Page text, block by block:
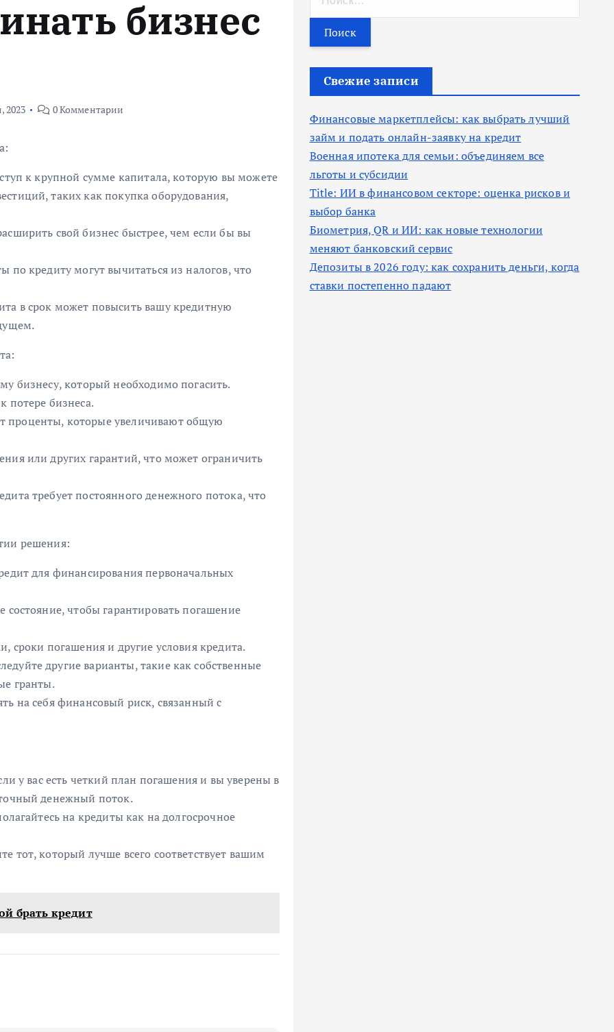
бизнес
2023 0 Комментарии
к крупной сумме капитала, которую вы можете
таких как покупка оборудования,
свой бизнес быстрее, чем если бы вы
по кредиту могут вычитаться из налогов, что
в срок может повысить вашу кредитную
бизнесу, который необходимо погасить.
потере бизнеса.
которые увеличивают общую
или других гарантий, что может ограничить
требует постоянного денежного потока, что
решения:
для финансирования первоначальных
чтобы гарантировать погашение
сроки погашения и другие условия кредита.
другие варианты, такие как собственные
гранты.
на себя финансовый риск, связанный с
у вас есть четкий план погашения и вы уверены в
денежный поток.
на кредиты как на долгосрочное
тот, который лучше всего соответствует вашим
брать кредит
т
и
Свежие записи
Финансовые маркетплейсы: как выбрать лучший
займ и подать онлайн-заявку на кредит
Военная ипотека для семьи: объединяем все
льготы и субсидии
Title: ИИ в финансовом секторе: оценка рисков и
выбор банка
Биометрия, QR и ИИ: как новые технологии
меняют банковский сервис
Депозиты в 2026 году: как сохранить деньги, когда
ставки постепенно падают